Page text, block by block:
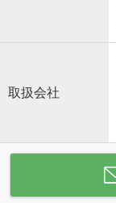
取扱会社